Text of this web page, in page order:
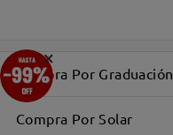
Compra Por Graduación
Compra Por Solar
×